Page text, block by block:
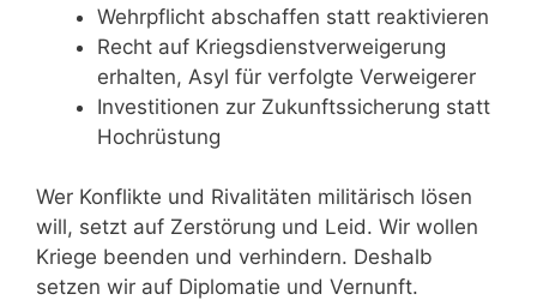
Wehrpflicht abschaffen statt reaktivieren
Recht auf Kriegsdienstverweigerung
erhalten, Asyl für verfolgte Verweigerer
Investitionen zur Zukunftssicherung statt
Hochrüstung
Wer Konflikte und Rivalitäten militärisch lösen
will, setzt auf Zerstörung und Leid. Wir wollen
Kriege beenden und verhindern. Deshalb
setzen wir auf Diplomatie und Vernunft.